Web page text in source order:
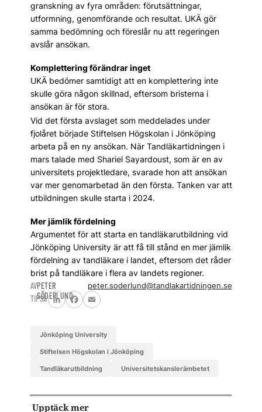
granskning av fyra områden: förutsättningar,
utformning, genomförande och resultat. UKÄ gör
samma bedömning och föreslår nu att regeringen
avslår ansökan.
Komplettering förändrar inget
UKÄ bedömer samtidigt att en komplettering inte
skulle göra någon skillnad, eftersom bristerna i
ansökan är för stora.
Vid det första avslaget som meddelades under
fjolåret började Stiftelsen Högskolan i Jönköping
arbeta på en ny ansökan. När Tandläkartidningen i
mars talade med Shariel Sayardoust, som är en av
universitets projektledare, svarade hon att ansökan
var mer genomarbetad än den första. Tanken var att
utbildningen skulle starta i 2024.
Mer jämlik fördelning
Argumentet för att starta en tandläkarutbildning vid
Jönköping University är att få till stånd en mer jämlik
fördelning av tandläkare i landet, eftersom det råder
brist på tandläkare i flera av landets regioner.
AVPETER
SÖDERLUND
peter.soderlund@tandlakartidningen.se
TIPSA
LinkedInFacebook
Email
Jönköping University
Stiftelsen Högskolan i Jönköping
tandläkarutbildning Universitetskanslerämbetet
Upptäck mer